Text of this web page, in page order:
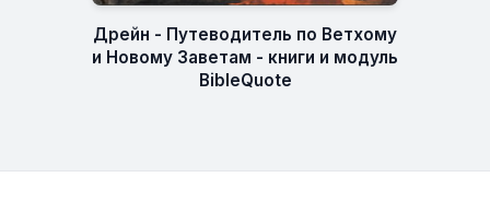
Дрейн - Путеводитель по Ветхому
и Новому Заветам - книги и модуль
BibleQuote